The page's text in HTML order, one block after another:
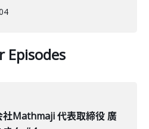
Episodes
社Mathmaji 代表取締役 廣